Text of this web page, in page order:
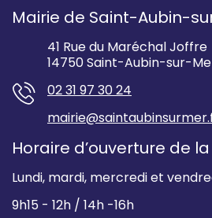
Mairie de Saint-Aubin-
41 Rue du Maréchal Joffre
14750 Saint-Aubin-sur-
02 31 97 30 24
Horaire d’ouverture de
Lundi, mardi, mercredi et
9h15 - 12h / 14h -16h